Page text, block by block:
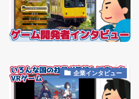
企業インタビュー